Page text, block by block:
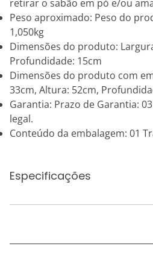
retirar o sabão em pó e/ou
Peso aproximado: Peso do
1,050kg
Dimensões do produto:
Profundidade: 15cm
Dimensões do produto com
33cm, Altura: 52cm,
Garantia: Prazo de Garantia:
legal.
Conteúdo da embalagem: 01
Especificações